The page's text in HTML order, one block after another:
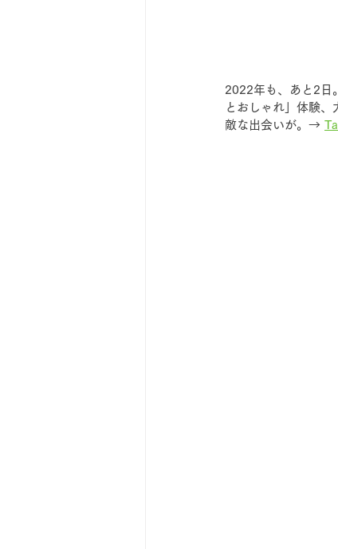
2022年も、あと2日
とおしゃれ」体験
敵な出会いが。→